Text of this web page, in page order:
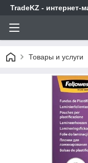
TradeKZ - интернет-
Товары и услуги